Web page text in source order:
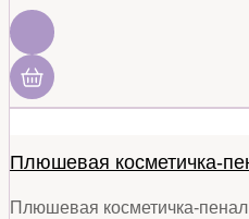
Плюшевая косметичка-
Плюшевая косметичка-